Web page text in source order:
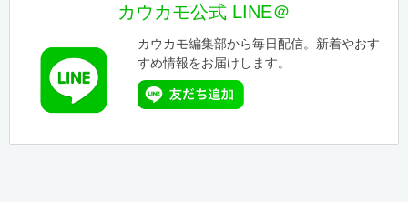
カウカモ公式 LINE＠
カウカモ編集部から毎日配信。新着やおす
すめ情報をお届けします。